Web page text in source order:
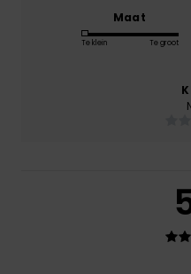
Maat
Te klein Te groot